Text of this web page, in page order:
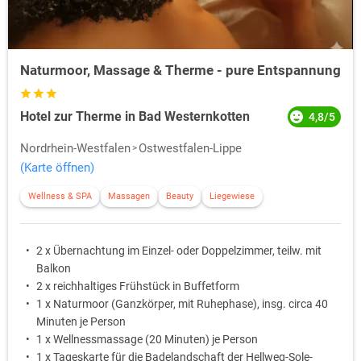
Naturmoor, Massage & Therme - pure Entspannung
Hotel zur Therme in Bad Westernkotten 4,8/5
Nordrhein-Westfalen
Ostwestfalen-Lippe
(Karte öffnen)
Wellness & SPA Massagen Beauty Liegewiese
2 x Übernachtung im Einzel- oder Doppelzimmer, teilw. mit
Balkon
2 x reichhaltiges Frühstück in Buffetform
1 x Naturmoor (Ganzkörper, mit Ruhephase), insg. circa 40
Minuten je Person
1 x Wellnessmassage (20 Minuten) je Person
1 x Tageskarte für die Badelandschaft der Hellweg-Sole-